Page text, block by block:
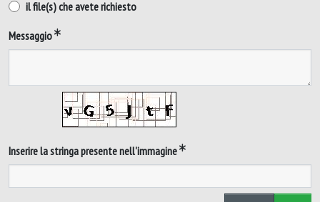
il file(s) che avete richiesto
Messaggio
Inserire la stringa presente nell'immagine